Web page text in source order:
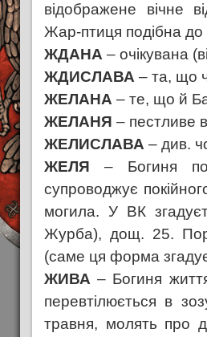
відображене вічне
Жар-птиця подібна до
ЖДАНА – очікувана
ЖДИСЛАВА – та, що
ЖЕЛАНА – те, що й
ЖЕЛАНЯ – пестливе
ЖЕЛИСЛАВА – див.
ЖЕЛЯ – Богиня
супроводжує
могила. У ВК
Журба), дощ. 25.
(саме ця форма
ЖИВА – Богиня
перевтілюється в
травня, молять про